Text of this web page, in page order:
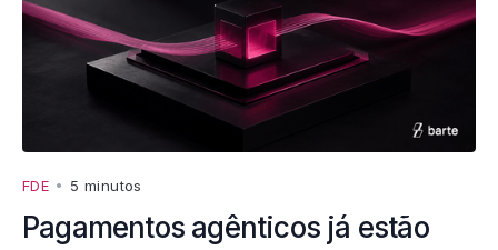
FDE • 5 minutos
Pagamentos agênticos já estão